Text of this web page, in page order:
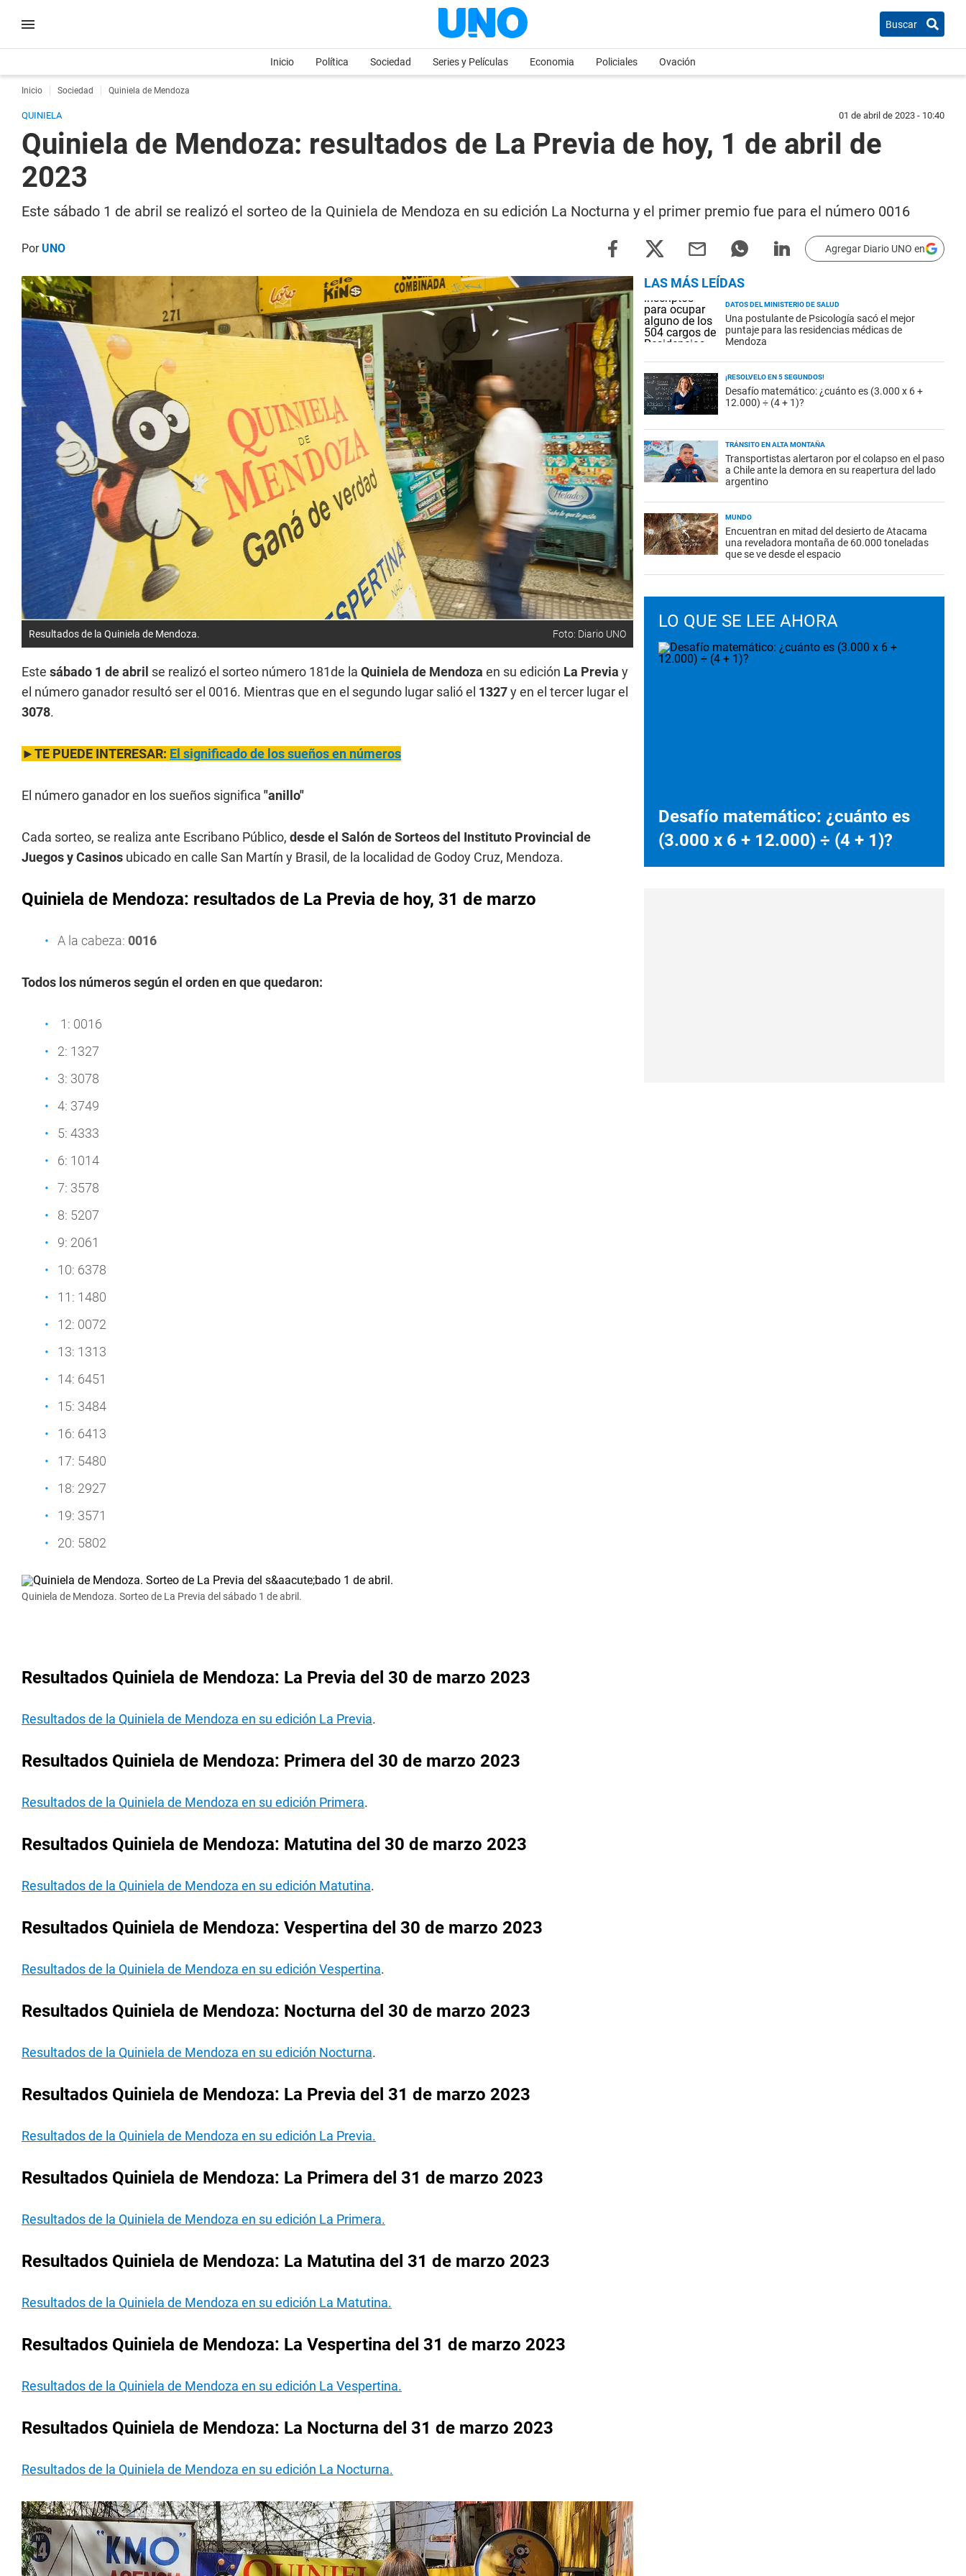
Buscar
Inicio Política Sociedad Series y Películas Economia Policiales Ovación
Inicio Sociedad Quiniela de Mendoza
QUINIELA 01 de abril de 2023 - 10:40
Quiniela de Mendoza: resultados de La Previa de hoy, 1 de abril de
2023
Este sábado 1 de abril se realizó el sorteo de la Quiniela de Mendoza en su edición La Nocturna y el primer premio fue para el número 0016
PorUNO Agregar Diario UNO en
Resultados de la Quiniela de Mendoza. Foto: Diario UNO
Este sábado 1 de abril se realizó el sorteo número 181de la Quiniela de Mendoza en su edición La Previa y
el número ganador resultó ser el 0016. Mientras que en el segundo lugar salió el 1327y en el tercer lugar el
3078.
►TE PUEDE INTERESAR: El significado de los sueños en números
El número ganador en los sueños significa "anillo"
Cada sorteo, se realiza ante Escribano Público, desde el Salón de Sorteos del Instituto Provincial de
Juegos y Casinos ubicado en calle San Martín y Brasil, de la localidad de Godoy Cruz, Mendoza.
Quiniela de Mendoza: resultados de La Previa de hoy, 31 de marzo
A la cabeza: 0016
Todos los números según el orden en que quedaron:
1: 0016
2: 1327
3: 3078
4: 3749
5: 4333
6: 1014
7: 3578
8: 5207
9: 2061
10: 6378
11: 1480
12: 0072
13: 1313
14: 6451
15: 3484
16: 6413
17: 5480
18: 2927
19: 3571
20: 5802
Quiniela de Mendoza. Sorteo de La Previa del sábado 1 de abril.
Resultados Quiniela de Mendoza: La Previa del 30 de marzo 2023
Resultados de la Quiniela de Mendoza en su edición La Previa.
Resultados Quiniela de Mendoza: Primera del 30 de marzo 2023
Resultados de la Quiniela de Mendoza en su edición Primera.
Resultados Quiniela de Mendoza: Matutina del 30 de marzo 2023
Resultados de la Quiniela de Mendoza en su edición Matutina.
Resultados Quiniela de Mendoza: Vespertina del 30 de marzo 2023
Resultados de la Quiniela de Mendoza en su edición Vespertina.
Resultados Quiniela de Mendoza: Nocturna del 30 de marzo 2023
Resultados de la Quiniela de Mendoza en su edición Nocturna.
Resultados Quiniela de Mendoza: La Previa del 31 de marzo 2023
Resultados de la Quiniela de Mendoza en su edición La Previa.
Resultados Quiniela de Mendoza: La Primera del 31 de marzo 2023
Resultados de la Quiniela de Mendoza en su edición La Primera.
Resultados Quiniela de Mendoza: La Matutina del 31 de marzo 2023
Resultados de la Quiniela de Mendoza en su edición La Matutina.
Resultados Quiniela de Mendoza: La Vespertina del 31 de marzo 2023
Resultados de la Quiniela de Mendoza en su edición La Vespertina.
Resultados Quiniela de Mendoza: La Nocturna del 31 de marzo 2023
Resultados de la Quiniela de Mendoza en su edición La Nocturna.
LAS MÁS LEÍDAS
DATOS DEL MINISTERIO DE SALUD
Una postulante de Psicología sacó el mejor
puntaje para las residencias médicas de
Mendoza
¡RESOLVELO EN 5 SEGUNDOS!
Desafío matemático: ¿cuánto es (3.000 x 6 +
12.000) ÷ (4 + 1)?
TRÁNSITO EN ALTA MONTAÑA
Transportistas alertaron por el colapso en el paso
a Chile ante la demora en su reapertura del lado
argentino
MUNDO
Encuentran en mitad del desierto de Atacama
una reveladora montaña de 60.000 toneladas
que se ve desde el espacio
LO QUE SE LEE AHORA
Desafío matemático: ¿cuánto es
(3.000 x 6 + 12.000) ÷ (4 + 1)?